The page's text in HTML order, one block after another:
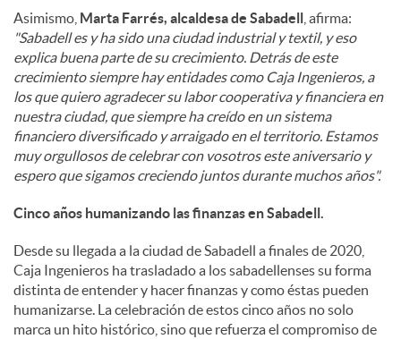
Asimismo, Marta Farrés, alcaldesa de Sabadell , afirma:
"Sabadell es y ha sido una ciudad industrial y textil, y eso
explica buena parte de su crecimiento. Detrás de este
crecimiento siempre hay entidades como Caja Ingenieros, a
los que quiero agradecer su labor cooperativa y financiera en
nuestra ciudad, que siempre ha creído en un sistema
financiero diversificado y arraigado en el territorio. Estamos
muy orgullosos de celebrar con vosotros este aniversario y
espero que sigamos creciendo juntos durante muchos años".
Cinco años humanizando las finanzas en Sabadell.
Desde su llegada a la ciudad de Sabadell a finales de 2020,
Caja Ingenieros ha trasladado a los sabadellenses su forma
distinta de entender y hacer finanzas y como éstas pueden
humanizarse. La celebración de estos cinco años no solo
marca un hito histórico, sino que refuerza el compromiso de